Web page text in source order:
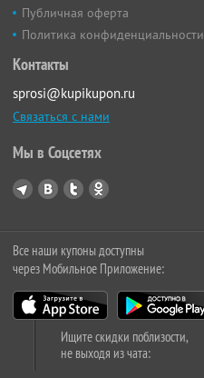
Публичная оферта
Политика конфиденциальности
Контакты
sprosi@kupikupon.ru
Связаться с нами
Мы в Соцсетях
Все наши купоны доступны
через Мобильное Приложение:
Ищите скидки поблизости,
не выходя из чата: